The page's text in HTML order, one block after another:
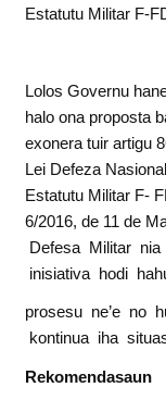
Estatutu Militar F-
Lolos Governu
halo ona proposta
exonera tuir artigu
Lei Defeza
Estatutu Militar F-
6/2016, de 11 de
Defesa Militar
inisiativa hodi
prosesu ne’e no
kontinua iha
Rekomendasaun